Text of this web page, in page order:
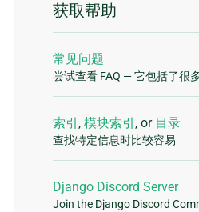
获取帮助
常见问题
尝试查看 FAQ — 它包括了很
索引 ,模块索引 , or 目录
查找特定信息时比较容易
Django Discord Server
Join the Django Discord